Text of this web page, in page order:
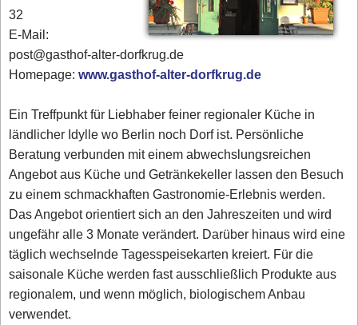
32
E-Mail:
post@gasthof-alter-dorfkrug.de
Homepage:www.gasthof-alter-dorfkrug.de
Ein Treffpunkt für Liebhaber feiner regionaler Küche in
ländlicher Idylle wo Berlin noch Dorf ist. Persönliche
Beratung verbunden mit einem abwechslungsreichen
Angebot aus Küche und Getränkekeller lassen den Besuch
zu einem schmackhaften Gastronomie-Erlebnis werden.
Das Angebot orientiert sich an den Jahreszeiten und wird
ungefähr alle 3 Monate verändert. Darüber hinaus wird eine
täglich wechselnde Tagesspeisekarten kreiert. Für die
saisonale Küche werden fast ausschließlich Produkte aus
regionalem, und wenn möglich, biologischem Anbau
verwendet.